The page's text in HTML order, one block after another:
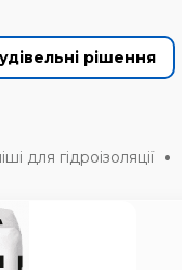
рішення
для гідроізоляції